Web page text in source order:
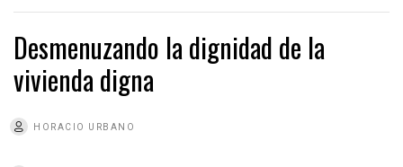
Desmenuzando la dignidad de la
vivienda digna
HORACIO URBANO